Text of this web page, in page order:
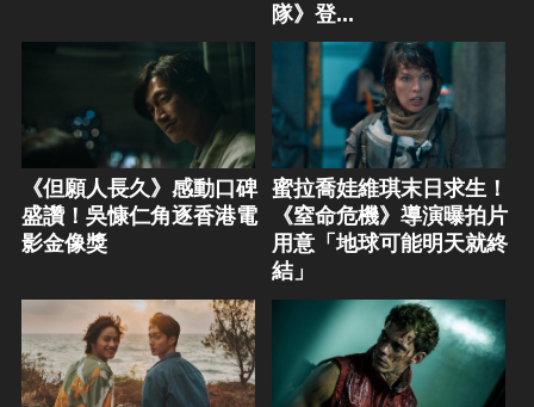
隊》登...
《但願人長久》感動口碑
盛讚！吳慷仁角逐香港電
影金像獎
蜜拉喬娃維琪末日求生！
《窒命危機》導演曝拍片
用意「地球可能明天就終
結」